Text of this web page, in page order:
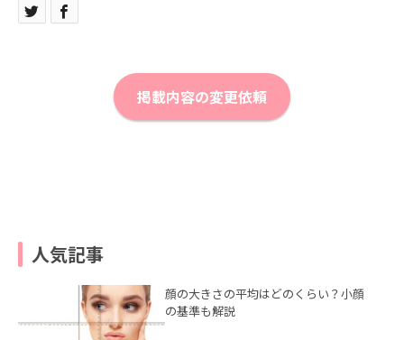
掲載内容の変更依頼
人気記事
顔の大きさの平均はどのくらい？小顔
の基準も解説